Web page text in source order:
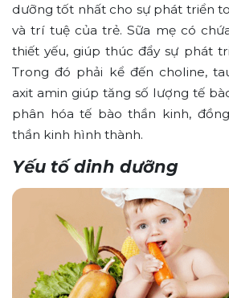
dưỡng tốt nhất cho sự phát triển
và trí tuệ của trẻ. Sữa mẹ có
thiết yếu, giúp thúc đẩy sự phát
Trong đó phải kể đến choline,
axit amin giúp tăng số lượng tế
phân hóa tế bào thần kinh,
thần kinh hình thành.
Yếu tố dinh dưỡng